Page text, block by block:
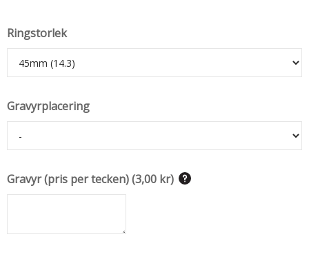
Ringstorlek
Gravyrplacering
Gravyr (pris per tecken)(3,00 kr)